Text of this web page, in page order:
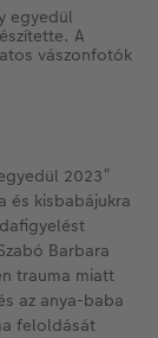
egyedül
A
vászonfotók
2023”
és kisbabájukra
Barbara
trauma miatt
az anya-baba
feloldását